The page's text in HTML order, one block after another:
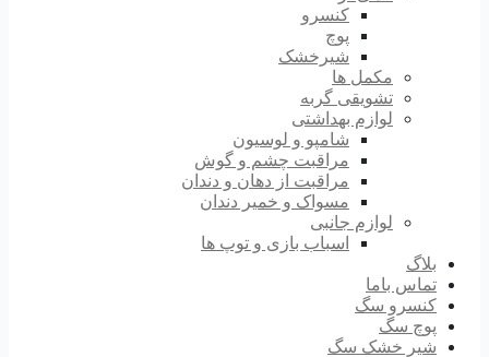
کنسرو
پوچ
شیرخشک
مکمل ها
تشویقی گربه
لوازم بهداشتی
شامپو و لوسیون
مراقبت چشم و گوش
مراقبت از دهان و دندان
مسواک و خمیر دندان
لوازم جانبی
اسباب بازی و توپ ها
بلاگ
تماس باما
کنسرو سگ
پوچ سگ
شیر خشک سگ